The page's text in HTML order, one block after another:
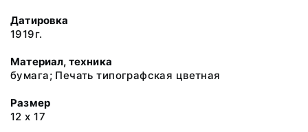
Датировка
1919г.
Материал, техника
бумага; Печать типографская цветная
Размер
12 х 17